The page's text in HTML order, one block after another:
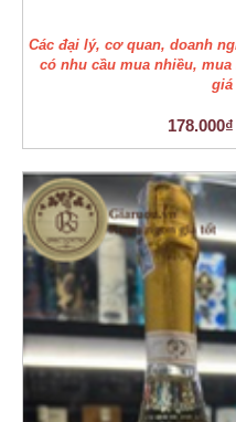
Các đại lý, cơ quan, doanh
có nhu cầu mua nhiều,
giá
178.000₫